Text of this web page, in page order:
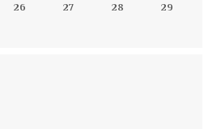
26 27 28
29